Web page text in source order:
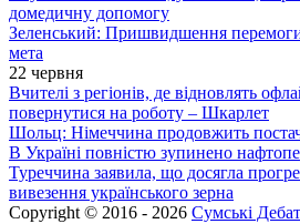
домедичну допомогу
Зеленський: Пришвидшення
мета
22 червня
Вчителі з регіонів, де відновлять
повернутися на роботу – Шкарлет
Шольц: Німеччина продовжить
В Україні повністю зупинено
Туреччина заявила, що досягла
вивезення українського зерна
Copyright © 2016 - 2026 Сумські